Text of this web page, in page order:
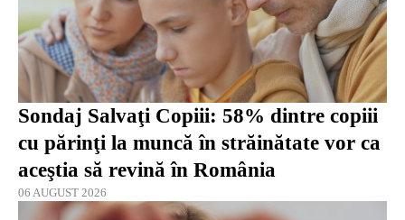
Sondaj Salvaţi Copiii: 58% dintre copiii
cu părinţi la muncă în străinătate vor ca
aceştia să revină în România
06 AUGUST 2026